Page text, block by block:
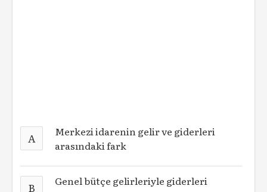
A
Merkezi idarenin gelir ve giderleri
arasındaki fark
B
Genel bütçe gelirleriyle giderleri